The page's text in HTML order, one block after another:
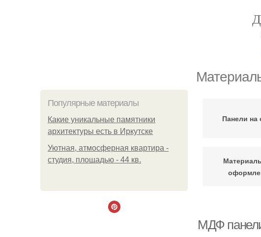
Популярные материалы
Какие уникальные памятники
архитектуры есть в Иркутске
Уютная, атмосферная квартира -
студия, площадью - 44 кв.
Панели на
МДФ панели